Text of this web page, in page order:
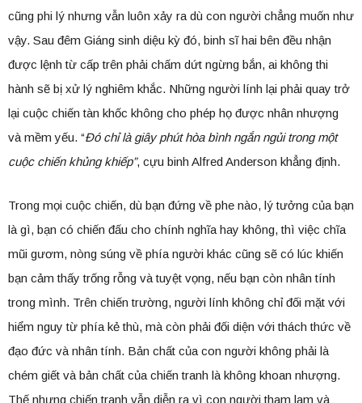
cũng phi lý nhưng vẫn luôn xảy ra dù con người chẳng muốn như
vậy. Sau đêm Giáng sinh diệu kỳ đó, binh sĩ hai bên đều nhận
được lệnh từ cấp trên phải chấm dứt ngừng bắn, ai không thi
hành sẽ bị xử lý nghiêm khắc. Những người lính lại phải quay trở
lại cuộc chiến tàn khốc không cho phép họ được nhân nhượng
và mềm yếu. “Đó chỉ là giây phút hòa bình ngắn ngủi trong một
cuộc chiến khủng khiếp”, cựu binh Alfred Anderson khẳng định.
Trong mọi cuộc chiến, dù bạn đứng về phe nào, lý tưởng của bạn
là gì, bạn có chiến đấu cho chính nghĩa hay không, thì việc chĩa
mũi gươm, nòng súng về phía người khác cũng sẽ có lúc khiến
bạn cảm thấy trống rỗng và tuyệt vọng, nếu bạn còn nhân tính
trong mình. Trên chiến trường, người lính không chỉ đối mặt với
hiểm nguy từ phía kẻ thù, mà còn phải đối diện với thách thức về
đạo đức và nhân tính. Bản chất của con người không phải là
chém giết và bản chất của chiến tranh là không khoan nhượng.
Thế nhưng chiến tranh vẫn diễn ra vì con người tham lam và